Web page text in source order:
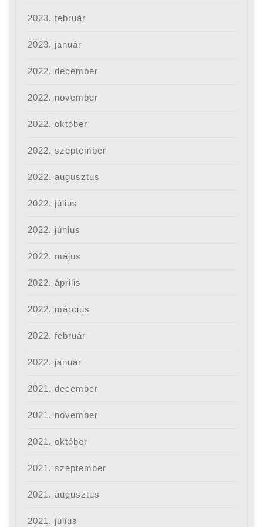
2023. február
2023. január
2022. december
2022. november
2022. október
2022. szeptember
2022. augusztus
2022. július
2022. június
2022. május
2022. április
2022. március
2022. február
2022. január
2021. december
2021. november
2021. október
2021. szeptember
2021. augusztus
2021. július